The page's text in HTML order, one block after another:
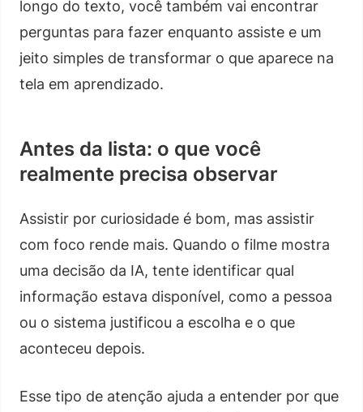
longo do texto, você também vai encontrar
perguntas para fazer enquanto assiste e um
jeito simples de transformar o que aparece na
tela em aprendizado.
Antes da lista: o que você
realmente precisa observar
Assistir por curiosidade é bom, mas assistir
com foco rende mais. Quando o filme mostra
uma decisão da IA, tente identificar qual
informação estava disponível, como a pessoa
ou o sistema justificou a escolha e o que
aconteceu depois.
Esse tipo de atenção ajuda a entender por que